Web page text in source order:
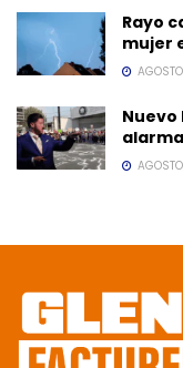
Rayo
mujer
Nuevo